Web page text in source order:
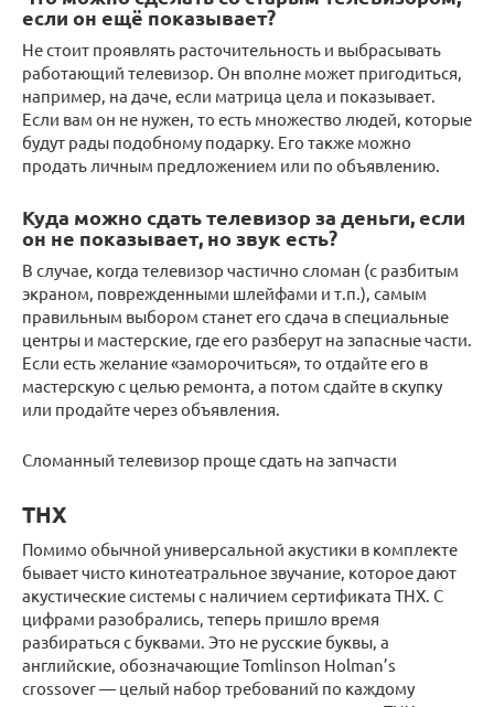
если он ещё показывает?
Не стоит проявлять расточительность и выбрасывать
работающий телевизор. Он вполне может пригодиться,
например, на даче, если матрица цела и показывает.
Если вам он не нужен, то есть множество людей, которые
будут рады подобному подарку. Его также можно
продать личным предложением или по объявлению.
Куда можно сдать телевизор за деньги, если
он не показывает, но звук есть?
В случае, когда телевизор частично сломан (с разбитым
экраном, поврежденными шлейфами и т.п.), самым
правильным выбором станет его сдача в специальные
центры и мастерские, где его разберут на запасные части.
Если есть желание «заморочиться», то отдайте его в
мастерскую с целью ремонта, а потом сдайте в скупку
или продайте через объявления.
Сломанный телевизор проще сдать на запчасти
ТНХ
Помимо обычной универсальной акустики в комплекте
бывает чисто кинотеатральное звучание, которое дают
акустические системы с наличием сертификата ТНХ. С
цифрами разобрались, теперь пришло время
разбираться с буквами. Это не русские буквы, а
английские, обозначающие Tomlinson Holman’s
crossover — целый набор требований по каждому